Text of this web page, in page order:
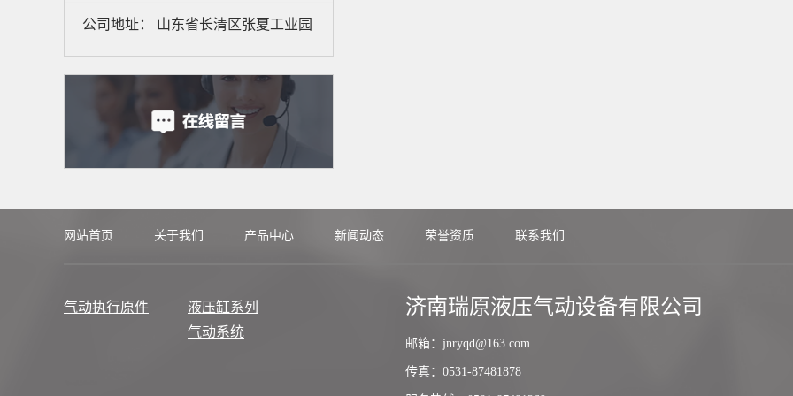
公司地址： 山东省长清区张夏工业园
网站首页 关于我们 产品中心 新闻动态 荣誉资质 联系我们
气动执行原件
液压缸系列
气动系统
济南瑞原液压气动设备有限公司
邮箱：jnryqd@163.com
传真：0531-87481878